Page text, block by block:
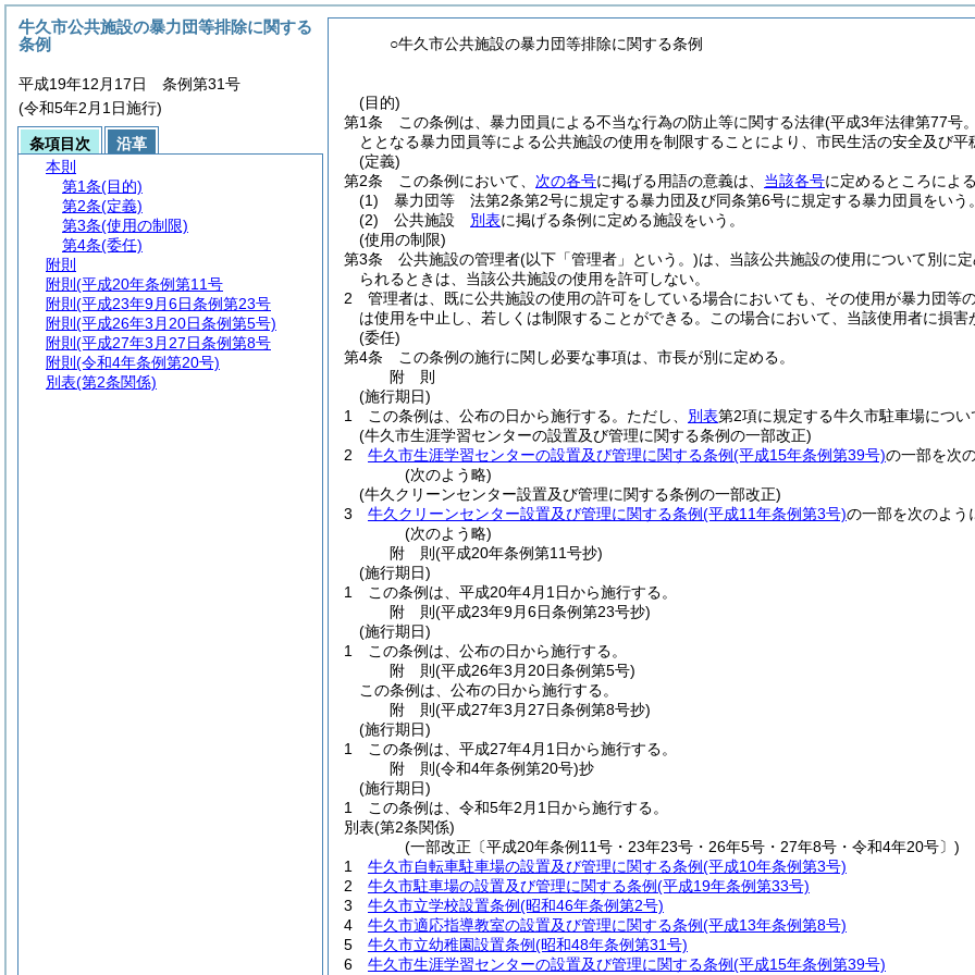
○牛久市公共施設の暴力団等排除に関する条例
(目的)
第1条
この条例は、暴力団員による不当な行為の防止等に関する法律(平成3年法律第77号
ととなる暴力団員等による公共施設の使用を制限することにより、市民生活の安全及び
(定義)
第2条
この条例において、 次の各号に掲げる用語の意義は、 当該各号に定めるところによる
(1)
暴力団等 法第2条第2号に規定する暴力団及び同条第6号に規定する暴力団員をいう。
(2)
公共施設 別表に掲げる条例に定める施設をいう。
(使用の制限)
第3条
公共施設の管理者(以下「管理者」という。)は、当該公共施設の使用について別に
られるときは、当該公共施設の使用を許可しない。
2
管理者は、既に公共施設の使用の許可をしている場合においても、その使用が暴力団等
は使用を中止し、若しくは制限することができる。
この場合において、当該使用者に損
(委任)
第4条
この条例の施行に関し必要な事項は、市長が別に定める。
附 則
(施行期日)
1
この条例は、公布の日から施行する。 ただし、 別表第2項に規定する牛久市駐車場につ
(牛久市生涯学習センターの設置及び管理に関する条例の一部改正)
2
牛久市生涯学習センターの設置及び管理に関する条例(平成15年条例第39号)の一部を次
(次のよう略)
(牛久クリーンセンター設置及び管理に関する条例の一部改正)
3
牛久クリーンセンター設置及び管理に関する条例(平成11年条例第3号)の一部を次のよう
(次のよう略)
附 則(平成20年条例第11号抄)
(施行期日)
1
この条例は、平成20年4月1日から施行する。
附 則(平成23年9月6日条例第23号抄)
(施行期日)
1
この条例は、公布の日から施行する。
附 則(平成26年3月20日条例第5号)
この条例は、公布の日から施行する。
附 則(平成27年3月27日条例第8号抄)
(施行期日)
1
この条例は、平成27年4月1日から施行する。
附 則(令和4年条例第20号)抄
(施行期日)
1
この条例は、令和5年2月1日から施行する。
別表(第2条関係)
(一部改正〔平成20年条例11号・23年23号・26年5号・27年8号・令和4年20号〕)
1 牛久市自転車駐車場の設置及び管理に関する条例(平成10年条例第3号)
2 牛久市駐車場の設置及び管理に関する条例(平成19年条例第33号)
3 牛久市立学校設置条例(昭和46年条例第2号)
4 牛久市適応指導教室の設置及び管理に関する条例(平成13年条例第8号)
5 牛久市立幼稚園設置条例(昭和48年条例第31号)
6 牛久市生涯学習センターの設置及び管理に関する条例(平成15年条例第39号)
牛久市公共施設の暴力団等排除に関する
条例
平成19年12月17日 条例第31号
(令和5年2月1日施行)
条項目次
沿革
本則
第1条(目的)
第2条(定義)
第3条(使用の制限)
第4条(委任)
附則
附則 (平成20年条例第11号
附則 (平成23年9月6日条例第23号
附則 (平成26年3月20日条例第5号)
附則 (平成27年3月27日条例第8号
附則 (令和4年条例第20号)
別表(第2条関係)